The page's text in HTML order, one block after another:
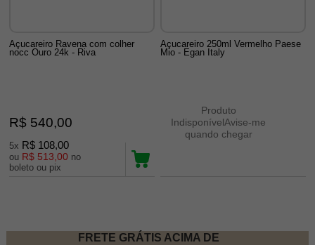
Açucareiro Ravena com colher
nocc Ouro 24k - Riva
R$ 540,00
5x R$ 108,00
ou R$ 513,00 no
boleto ou pix
Açucareiro 250ml Vermelho Paese
Mio - Egan Italy
Produto
IndisponívelAvise-me
quando chegar
FRETE GRÁTIS ACIMA DE